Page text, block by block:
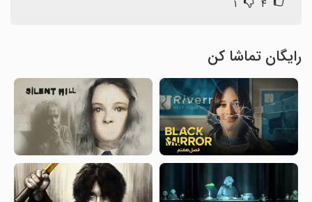
۴ ۱
رایگان تماشا کن